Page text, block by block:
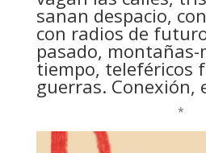
sanan despacio,
con radios de
pasado,
tiempo, teleféricos
guerras. Conexión,
*